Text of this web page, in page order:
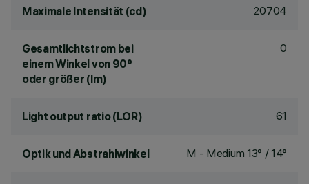
Maximale Intensität (cd) 20704
Gesamtlichtstrom bei
einem Winkel von 90°
oder größer (lm)
0
Light output ratio (LOR) 61
Optik und Abstrahlwinkel M - Medium 13° / 14°